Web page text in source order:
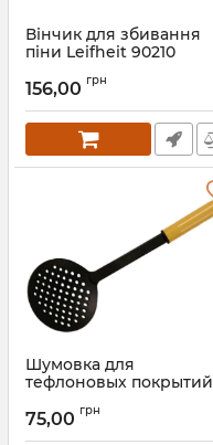
Вінчик для збивання
піни Leifheit 90210
156,00 грн
Шумовка для
тефлоновых покрытий
Артикул: 001148
75,00 грн